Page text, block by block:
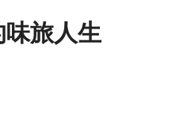
旅人生